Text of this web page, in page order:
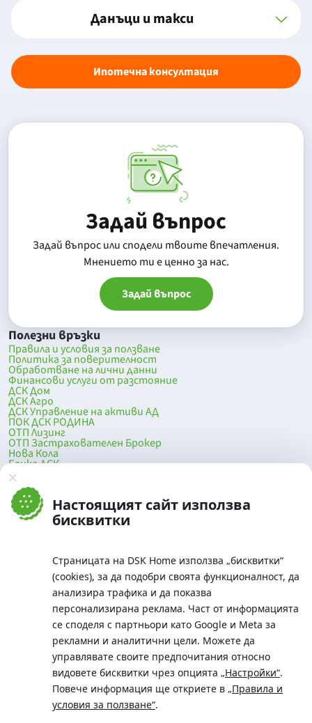
Настоящият сайт използва
бисквитки
Страницата на DSK Home използва „бисквитки“
(cookies), за да подобри своята функционалност, да
анализира трафика и да показва
персонализирана реклама. Част от информацията
се споделя с партньори като Google и Meta за
рекламни и аналитични цели. Можете да
управлявате своите предпочитания относно
видовете бисквитки чрез опцията „Настройки“.
Повече информация ще откриете в „Правила и
условия за ползване“.
Данъци и такси
Ипотечна консултация
Задай въпрос
Задай въпрос или сподели твоите впечатления.
Mнението ти е ценно за нас.
Задай въпрос
Полезни връзки
Правила и условия за ползване
Политика за поверителност
Обработване на лични данни
Финансови услуги от разстояние
ДСК Дом
ДСК Агро
ДСК Управление на активи АД
ПОК ДСК РОДИНА
ОТП Лизинг
ОТП Застрахователен Брокер
Нова Кола
Банка ДСК
DSK Mobile
Оферти за продажба от Банка ДСК
Клонова мрежа и банкомати
До началото на страницата
Телефон:
0700 10 375 / *2375
Московска No.19 / ул. Г. Бенковски No. 5, София 1036
SWIFT/BIC: